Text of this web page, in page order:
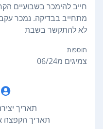
חייב להימכר בשבועיים
מתחייב בבדיקה. נמכר
לא להתקשר בשבת
תוספות
צמיגים מ06/24
תאריך יצירה: 22/
תאריך הקפצה אחרון: